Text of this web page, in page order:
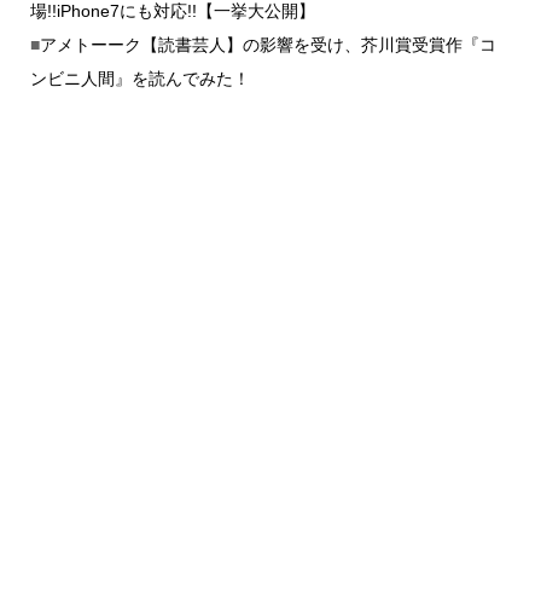
場!!iPhone7にも対応!!【一挙大公開】
■アメトーーク【読書芸人】の影響を受け、芥川賞受賞作『コ
ンビニ人間』を読んでみた！